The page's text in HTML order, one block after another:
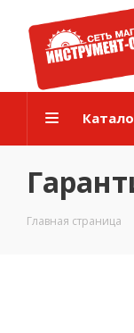
Главная страница